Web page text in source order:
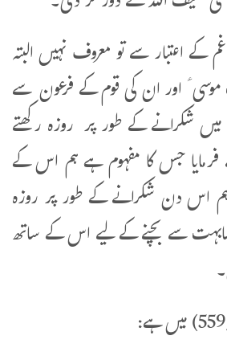
کے اعتبار سے تو معروف نہیں البتہ
اور ان کی قوم کے فرعون سے
شکرانے کے طور پر روزہ رکھتے
جس کا مفہوم ہے ہم اس کے
اس دن شکرانے کے طور پر روزہ
سے بچنے کے لیے اس کے ساتھ